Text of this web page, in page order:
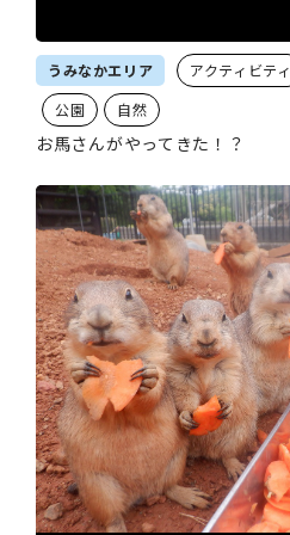
うみなかエリア アクティビティ
公園
自然
お馬さんがやってきた！？